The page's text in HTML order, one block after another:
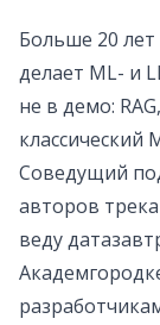
Больше 20
делает ML- и
не в демо:
классический
Соведущий
авторов
веду